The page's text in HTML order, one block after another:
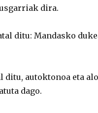
dira.
ditu: Mandasko
ditu, autoktonoa eta
dago.